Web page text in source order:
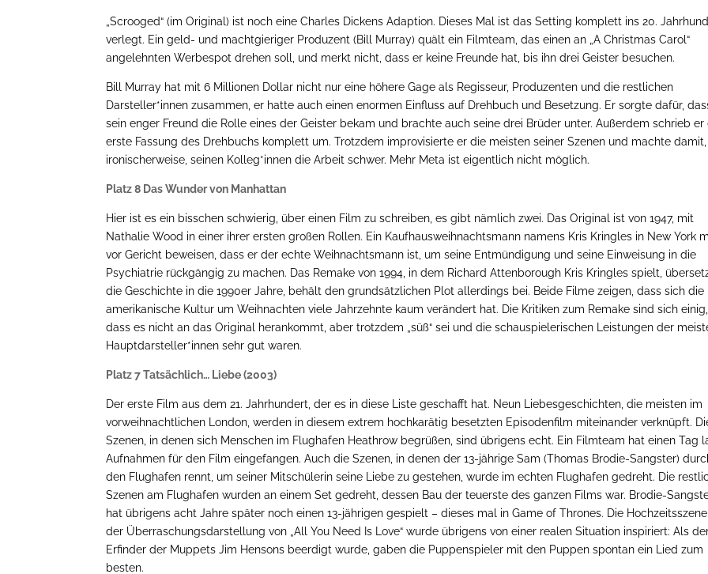
„Scrooged“ (im Original) ist noch eine Charles Dickens Adaption. Dieses Mal ist das Setting komplett ins 20.
verlegt. Ein geld- und machtgieriger Produzent (Bill Murray) quält ein Filmteam, das einen an „A Christmas Carol“
angelehnten Werbespot drehen soll, und merkt nicht, dass er keine Freunde hat, bis ihn drei Geister besuchen.
Bill Murray hat mit 6 Millionen Dollar nicht nur eine höhere Gage als Regisseur, Produzenten und die restlichen
Darsteller*innen zusammen, er hatte auch einen enormen Einfluss auf Drehbuch und Besetzung. Er sorgte dafür,
sein enger Freund die Rolle eines der Geister bekam und brachte auch seine drei Brüder unter. Außerdem schrieb er
erste Fassung des Drehbuchs komplett um. Trotzdem improvisierte er die meisten seiner Szenen und machte damit,
ironischerweise, seinen Kolleg*innen die Arbeit schwer. Mehr Meta ist eigentlich nicht möglich.
Platz 8 Das Wunder von Manhattan
Hier ist es ein bisschen schwierig, über einen Film zu schreiben, es gibt nämlich zwei. Das Original ist von 1947, mit
Nathalie Wood in einer ihrer ersten großen Rollen. Ein Kaufhausweihnachtsmann namens Kris Kringles in New York
vor Gericht beweisen, dass er der echte Weihnachtsmann ist, um seine Entmündigung und seine Einweisung in die
Psychiatrie rückgängig zu machen. Das Remake von 1994, in dem Richard Attenborough Kris Kringles spielt,
die Geschichte in die 1990er Jahre, behält den grundsätzlichen Plot allerdings bei. Beide Filme zeigen, dass sich die
amerikanische Kultur um Weihnachten viele Jahrzehnte kaum verändert hat. Die Kritiken zum Remake sind sich einig,
dass es nicht an das Original herankommt, aber trotzdem „süß“ sei und die schauspielerischen Leistungen der
Hauptdarsteller*innen sehr gut waren.
Platz 7 Tatsächlich… Liebe (2003)
Der erste Film aus dem 21. Jahrhundert, der es in diese Liste geschafft hat. Neun Liebesgeschichten, die meisten im
vorweihnachtlichen London, werden in diesem extrem hochkarätig besetzten Episodenfilm miteinander verknüpft.
Szenen, in denen sich Menschen im Flughafen Heathrow begrüßen, sind übrigens echt. Ein Filmteam hat einen Tag
Aufnahmen für den Film eingefangen. Auch die Szenen, in denen der 13-jährige Sam (Thomas Brodie-Sangster)
den Flughafen rennt, um seiner Mitschülerin seine Liebe zu gestehen, wurde im echten Flughafen gedreht. Die
Szenen am Flughafen wurden an einem Set gedreht, dessen Bau der teuerste des ganzen Films war. Brodie-
hat übrigens acht Jahre später noch einen 13-jährigen gespielt – dieses mal in Game of Thrones. Die
der Überraschungsdarstellung von „All You Need Is Love“ wurde übrigens von einer realen Situation inspiriert: Als
Erfinder der Muppets Jim Hensons beerdigt wurde, gaben die Puppenspieler mit den Puppen spontan ein Lied zum
besten.